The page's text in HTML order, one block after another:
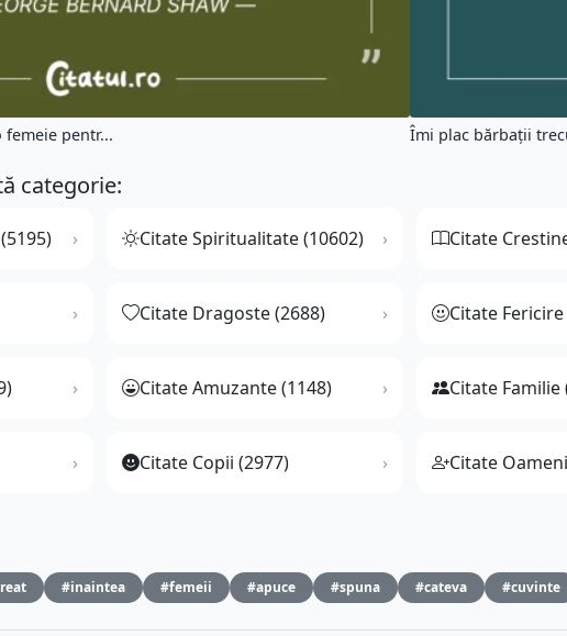
pentr... Îmi plac bărbații
categorie:
Citate Spiritualitate (10602) Citate
Citate Dragoste (2688) Citate
Citate Amuzante (1148) Citate Familie
Citate Copii (2977) Citate
#inaintea #femeii #apuce #spuna #cateva #cuvinte